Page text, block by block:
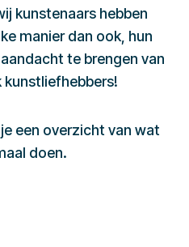
kunstenaars hebben
manier dan ook, hun
te brengen van
een overzicht van wat
doen.